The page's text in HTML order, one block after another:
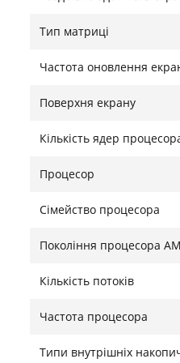
NVMe 512 ГБ / AMD
Потужність та
Тип матриці
Частота оновлення
Поверхня екрану
Кількість ядер
Процесор
Сімейство процесора
Покоління процесора
Кількість потоків
Частота процесора
Типи внутрішніх